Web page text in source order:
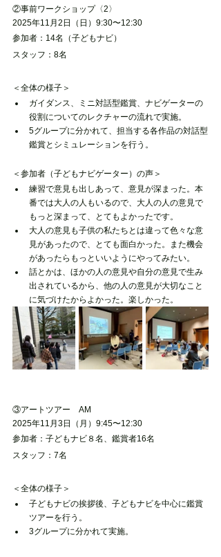
②事前ワークショップ〈2〉
2025年11月2日（日）9:30〜12:30
参加者：14名（子どもナビ）
スタッフ：8名
＜全体の様子＞
ガイダンス、ミニ対話型鑑賞、ナビゲーターの
役割についてのレクチャーの流れで実施。
5グループに分かれて、担当する各作品の対話型
鑑賞とシミュレーションを行う。
＜参加者（子どもナビゲーター）の声＞
練習で意見も出しあって、意見が深まった。本
番では大人の人もいるので、大人の人の意見で
もっと深まって、とてもよかったです。
大人の意見も子供の私たちとは違って色々な意
見があったので、とても面白かった。また機会
があったらもっといいようにやってみたい。
話とかは、ほかの人の意見や自分の意見で生み
出されているから、他の人の意見が大切なこと
に気づけたからよかった。楽しかった。
③アートツアー　AM
2025年11月3日（月）9:45〜12:30
参加者：子どもナビ８名、鑑賞者16名
スタッフ：7名
＜全体の様子＞
子どもナビの挨拶後、子どもナビを中心に鑑賞
ツアーを行う。
3グループに分かれて実施。